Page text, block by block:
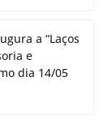
a “Laços
e
dia 14/05